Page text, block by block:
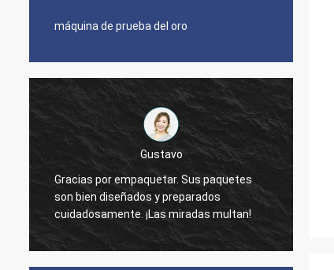
máquina de prueba del oro
Vencedor
Gracias, Zoe. Acabo de dejarle conocerme
citaba a alrededor 5 personas sobre
fuente de laser. Había ofertas más
baratas pero le elijo al final. Me gusta su
compañía especialmente el servicio.